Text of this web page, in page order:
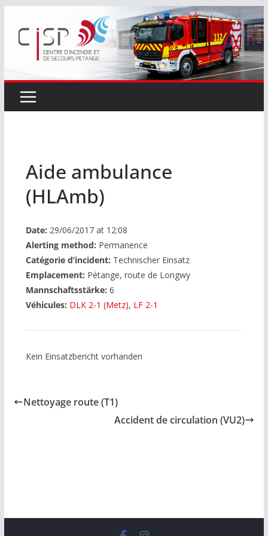
contenu
Aide ambulance
(HLAmb)
Date: 29/06/2017 at 12:08
Alerting method: Permanence
Catégorie d’incident: Technischer Einsatz
Emplacement: Pétange, route de Longwy
Mannschaftsstärke: 6
Véhicules: DLK 2-1 (Metz), LF 2-1
Kein Einsatzbericht vorhanden
Nettoyage route (T1)
Accident de circulation (VU2)